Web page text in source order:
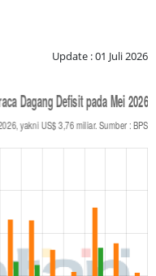
Update : 01 Juli 2026